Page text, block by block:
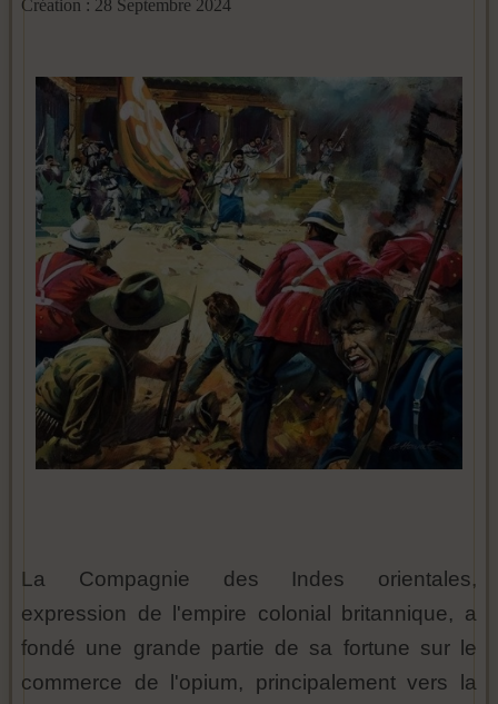
Création : 28 Septembre 2024
La Compagnie des Indes orientales,
expression de l'empire colonial britannique, a
fondé une grande partie de sa fortune sur le
commerce de l'opium, principalement vers la